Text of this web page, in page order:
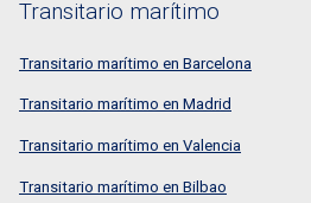
Transitario marítimo
Transitario marítimo en Barcelona
Transitario marítimo en Madrid
Transitario marítimo en Valencia
Transitario marítimo en Bilbao